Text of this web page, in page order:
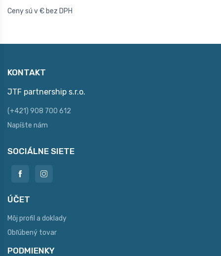
Ceny sú v € bez DPH
KONTAKT
JTF partnership s.r.o.
(+421) 908 700 612
Napíšte nám
SOCIÁLNE SIETE
ÚČET
Môj profil a doklady
Obľúbený tovar
PODMIENKY